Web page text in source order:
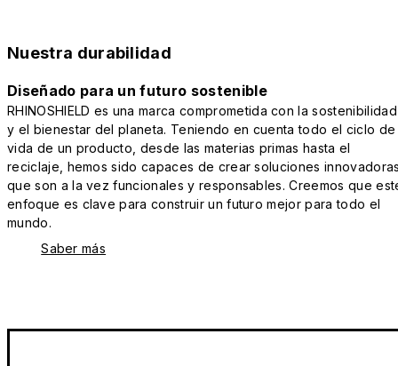
Nuestra durabilidad
Diseñado para un futuro sostenible
RHINOSHIELD es una marca comprometida con la sostenibilidad
y el bienestar del planeta. Teniendo en cuenta todo el ciclo de
vida de un producto, desde las materias primas hasta el
reciclaje, hemos sido capaces de crear soluciones
que son a la vez funcionales y responsables. Creemos que
enfoque es clave para construir un futuro mejor para todo el
mundo.
Saber más